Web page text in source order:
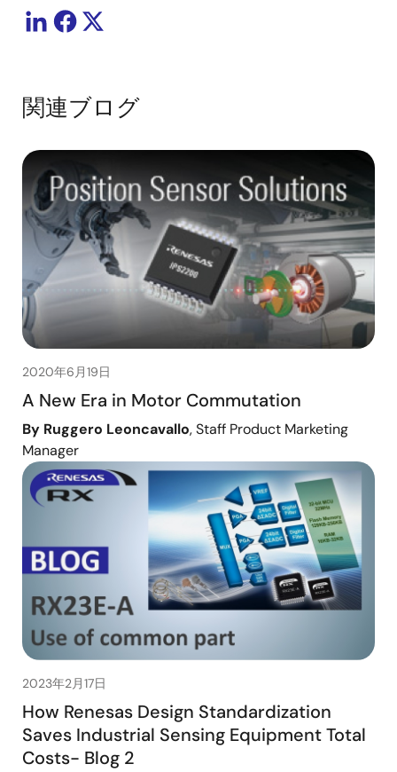
関連ブログ
2020年6月19日
A New Era in Motor Commutation
By Ruggero Leoncavallo, Staff Product Marketing
Manager
2023年2月17日
How Renesas Design Standardization
Saves Industrial Sensing Equipment Total
Costs- Blog 2